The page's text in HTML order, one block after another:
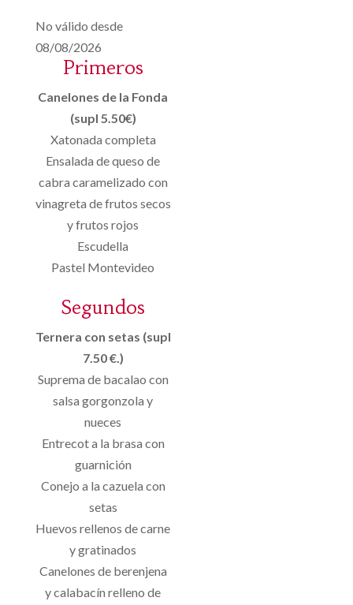
No válido desde
08/08/2026
Primeros
Canelones de la Fonda
(supl 5.50€)
Xatonada completa
Ensalada de queso de
cabra caramelizado con
vinagreta de frutos secos
y frutos rojos
Escudella
Pastel Montevideo
Segundos
Ternera con setas (supl
7.50 €.)
Suprema de bacalao con
salsa gorgonzola y
nueces
Entrecot a la brasa con
guarnición
Conejo a la cazuela con
setas
Huevos rellenos de carne
y gratinados
Canelones de berenjena
y calabacín relleno de